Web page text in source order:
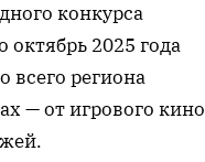
конкурса
2025 года
региона
— от игрового кино